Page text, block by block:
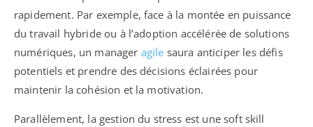
rapidement. Par exemple, face à la montée en puissance
du travail hybride ou à l’adoption accélérée de solutions
numériques, un manager agile saura anticiper les défis
potentiels et prendre des décisions éclairées pour
maintenir la cohésion et la motivation.
Parallèlement, la gestion du stress est une soft skill